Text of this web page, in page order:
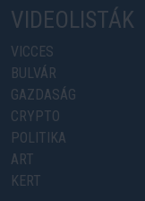
VIDEOLISTÁK
VICCES
BULVÁR
GAZDASÁG
CRYPTO
POLITIKA
ART
KERT